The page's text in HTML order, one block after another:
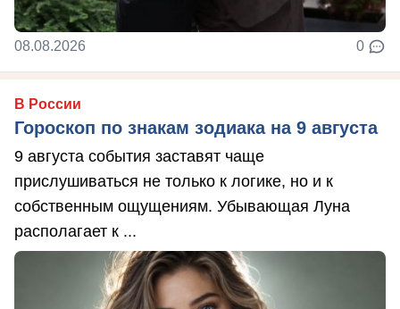
08.08.2026 0
В России
Гороскоп по знакам зодиака на 9 августа
9 августа события заставят чаще
прислушиваться не только к логике, но и к
собственным ощущениям. Убывающая Луна
располагает к ...